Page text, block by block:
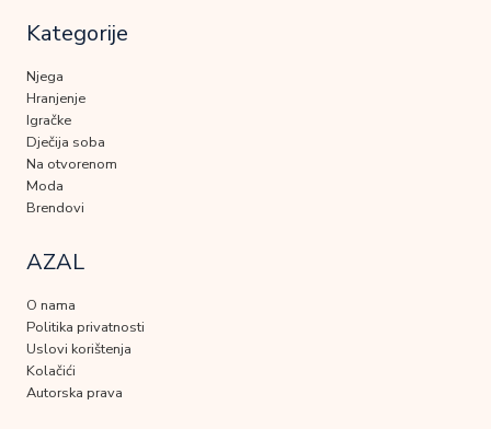
Kategorije
Njega
Hranjenje
Igračke
Dječija soba
Na otvorenom
Moda
Brendovi
AZAL
O nama
Politika privatnosti
Uslovi korištenja
Kolačići
Autorska prava